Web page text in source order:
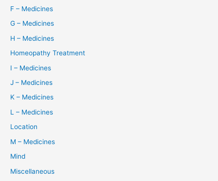
F – Medicines
G – Medicines
H – Medicines
Homeopathy Treatment
I – Medicines
J – Medicines
K – Medicines
L – Medicines
Location
M – Medicines
Mind
Miscellaneous